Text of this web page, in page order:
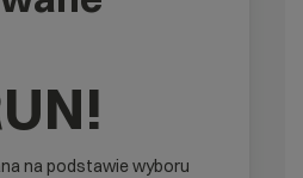
na podstawie wyboru